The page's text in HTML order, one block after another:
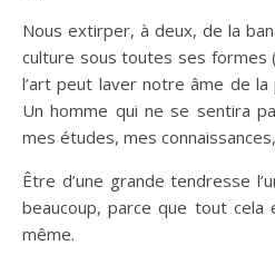
Nous extirper, à deux, de la
culture sous toutes ses formes
l’art peut laver notre âme de
Un homme qui ne se sentira
mes études, mes
Être d’une grande tendresse
beaucoup, parce que tout
même.